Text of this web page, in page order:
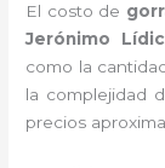
El costo de
Jerónimo
como la
la complejidad
precios